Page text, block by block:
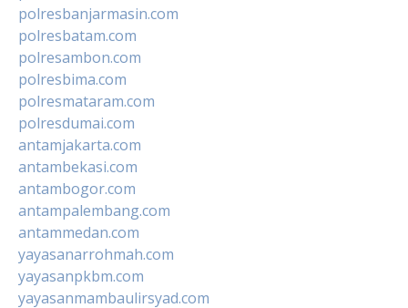
polresbanjarmasin.com
polresbatam.com
polresambon.com
polresbima.com
polresmataram.com
polresdumai.com
antamjakarta.com
antambekasi.com
antambogor.com
antampalembang.com
antammedan.com
yayasanarrohmah.com
yayasanpkbm.com
yayasanmambaulirsyad.com